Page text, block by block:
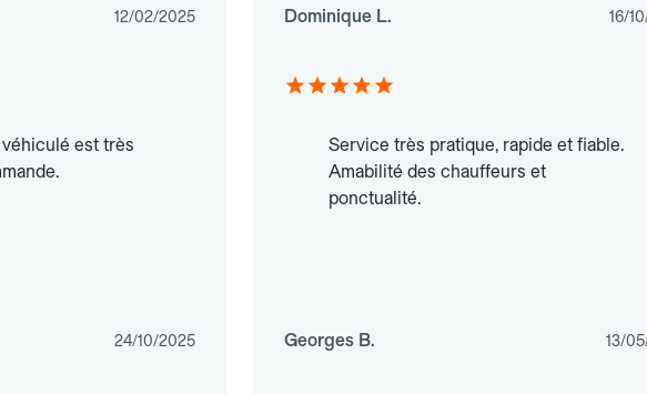
12/02/2025 Dominique L. 16/
est très
24/10/2025
Service très pratique, rapide et fiable.
Amabilité des chauffeurs et
ponctualité.
Georges B. 13/